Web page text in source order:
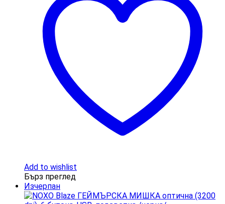
Add to wishlist
Бърз преглед
Изчерпан